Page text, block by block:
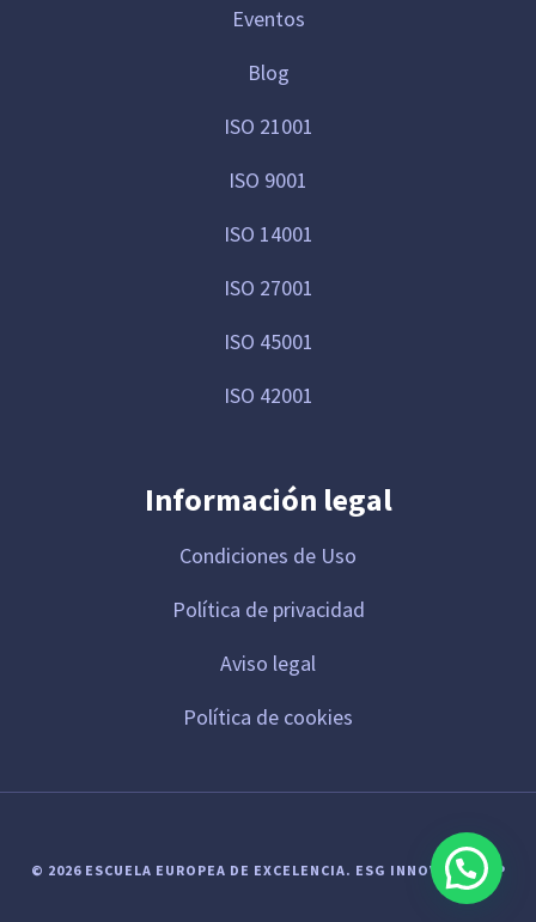
Eventos
Blog
ISO 21001
ISO 9001
ISO 14001
ISO 27001
ISO 45001
ISO 42001
Información legal
Condiciones de Uso
Política de privacidad
Aviso legal
Política de cookies
© 2026 ESCUELA EUROPEA DE EXCELENCIA. ESG INNOVA GROUP